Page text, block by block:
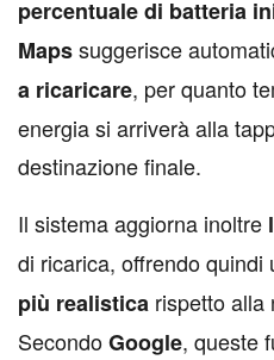
percentuale di batteria
Mapssuggerisce
a ricaricare, per quanto
energia si arriverà alla
destinazione finale.
Il sistema aggiorna inoltre
di ricarica, offrendo quindi
più realistica rispetto alla
SecondoGoogle, queste